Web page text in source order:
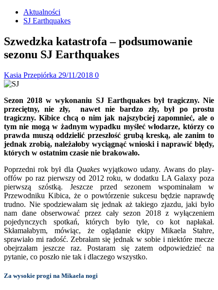
Aktualności
SJ Earthquakes
Szwedzka katastrofa – podsumowanie
sezonu SJ Earthquakes
Kasia Przepiórka 29/11/2018 0
Sezon 2018 w wykonaniu SJ Earthquakes był tragiczny. Nie
przeciętny, nie zły, nawet nie bardzo zły, był po prostu
tragiczny. Kibice chcą o nim jak najszybciej zapomnieć, ale o
tym nie mogą w żadnym wypadku myśleć włodarze, którzy co
prawda muszą oddzielić przeszłość grubą kreską, ale zanim to
jednak zrobią, należałoby wyciągnąć wnioski i naprawić błędy,
których w ostatnim czasie nie brakowało.
Poprzedni rok był dla Quakeswyjątkowo udany. Awans do play-
offów po raz pierwszy od 2012 roku, w dodatku LA Galaxy poza
pierwszą szóstką. Jeszcze przed sezonem wspominałam w
Przewodniku Kibica, że o powtórzenie sukcesu będzie naprawdę
trudno. Nie spodziewałam się jednak aż takiego zjazdu, jaki było
nam dane obserwować przez cały sezon 2018 z wyłączeniem
pojedynczych spotkań, których było tyle, co kot napłakał.
Skłamałabym, mówiąc, że oglądanie ekipy Mikaela Stahre,
sprawiało mi radość. Zebrałam się jednak w sobie i niektóre mecze
obejrzałam jeszcze raz. Postaram się zatem odpowiedzieć na
pytanie, co poszło nie tak i dlaczego wszystko.
Za wysokie progi na Mikaela nogi